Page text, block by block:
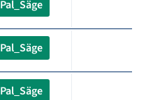
Pal_Säge
Pal_Säge
Pal_Säge